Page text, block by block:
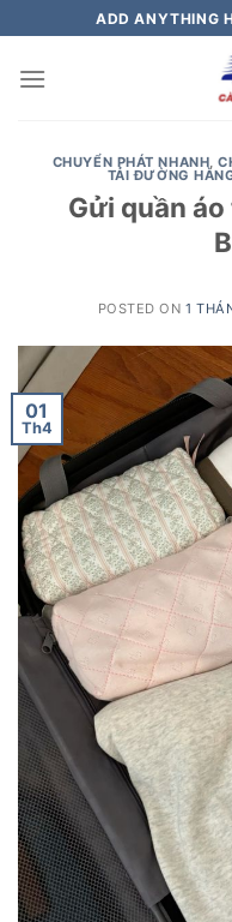
to
content
ADD ANYTHING
CHUYỂN PHÁT NHANH,
TẢI ĐƯỜNG
Gửi quần
POSTED ON1
01
Th4